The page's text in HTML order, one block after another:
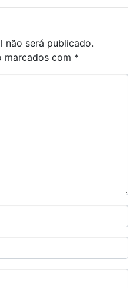
não será publicado.
marcados com *